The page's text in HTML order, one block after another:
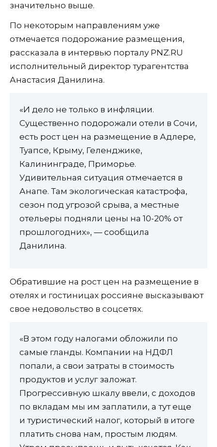
значительно выше.
По некоторым направлениям уже
отмечается подорожание размещения,
рассказала в интервью порталу PNZ.RU
исполнительный директор турагентства
Анастасия Данилина.
«И дело не только в инфляции.
Существенно подорожали отели в Сочи,
есть рост цен на размещение в Адлере,
Туапсе, Крыму, Геленджике,
Калининграде, Приморье.
Удивительная ситуация отмечается в
Анапе. Там экологическая катастрофа,
сезон под угрозой срыва, а местные
отельеры подняли цены на 10-20% от
прошлогодних», — сообщила
Данилина.
Обратившие на рост цен на размещение в
отелях и гостиницах россияне высказывают
свое недовольство в соцсетях.
«В этом году налогами обложили по
самые гланды. Компании на НДФЛ
попали, а свои затраты в стоимость
продуктов и услуг заложат.
Прогрессивную шкалу ввели, с доходов
по вкладам мы им заплатили, а тут еще
и туристический налог, который в итоге
платить снова нам, простым людям.